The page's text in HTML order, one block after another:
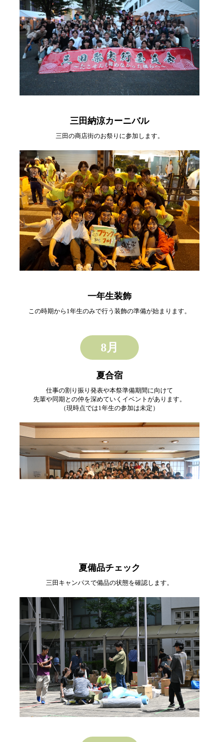
三田納涼カーニバル
三田の商店街のお祭りに参加します。
一年生装飾
この時期から1年生のみで行う装飾の準備が始まります。
8月
夏合宿
仕事の割り振り発表や本祭準備期間に向けて
先輩や同期との仲を深めていくイベントがあります。
（現時点では1年生の参加は未定）
夏備品チェック
三田キャンパスで備品の状態を確認します。